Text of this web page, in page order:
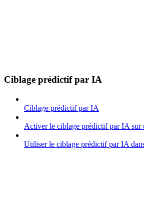
Ciblage prédictif par IA
Ciblage prédictif par IA
Activer le ciblage prédictif par IA sur
Utiliser le ciblage prédictif par IA